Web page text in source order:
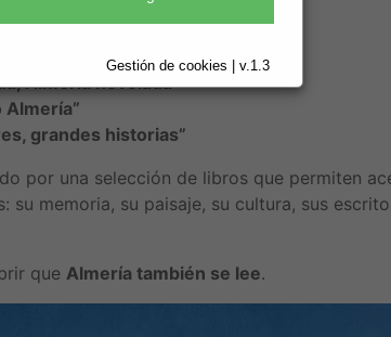
Gestión de cookies | v.1.3
Almería novelada”
Almería”
grandes historias”
por una selección de libros que permiten
su memoria, su paisaje, su cultura, sus
que Almería también se lee.